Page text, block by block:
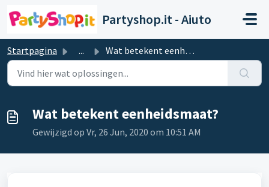
Partyshop.it - Aiuto
Startpagina ... Wat betekent eenheidsmaat?
Wat betekent eenheidsmaat?
Gewijzigd op Vr, 26 Jun, 2020 om 10:51 AM